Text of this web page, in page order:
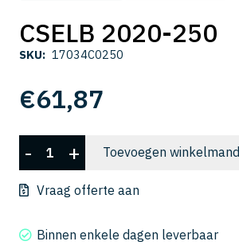
CSELB 2020-250
SKU: 17034C0250
€61,87
CSELB
2020-
250
- + Toevoegen winkelmand
Vraag offerte aan
Binnen enkele dagen leverbaar